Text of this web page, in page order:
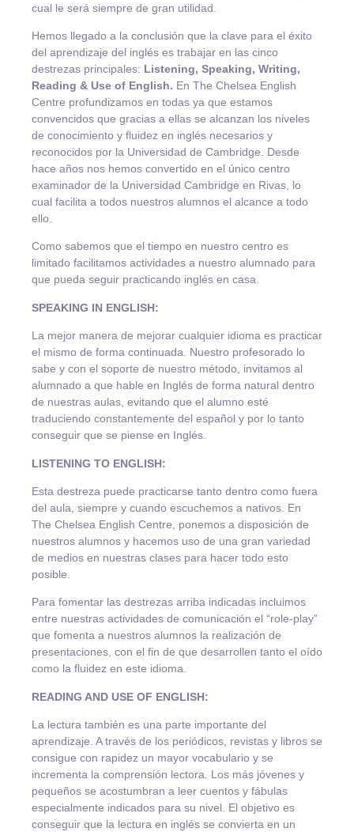
cual le será siempre de gran utilidad.
Hemos llegado a la conclusión que la clave para el éxito
del aprendizaje del inglés es trabajar en las cinco
destrezas principales: Listening, Speaking, Writing,
Reading & Use of English. En The Chelsea English
Centre profundizamos en todas ya que estamos
convencidos que gracias a ellas se alcanzan los niveles
de conocimiento y fluidez en inglés necesarios y
reconocidos por la Universidad de Cambridge. Desde
hace años nos hemos convertido en el único centro
examinador de la Universidad Cambridge en Rivas, lo
cual facilita a todos nuestros alumnos el alcance a todo
ello.
Como sabemos que el tiempo en nuestro centro es
limitado facilitamos actividades a nuestro alumnado para
que pueda seguir practicando inglés en casa.
SPEAKING IN ENGLISH:
La mejor manera de mejorar cualquier idioma es practicar
el mismo de forma continuada. Nuestro profesorado lo
sabe y con el soporte de nuestro método, invitamos al
alumnado a que hable en Inglés de forma natural dentro
de nuestras aulas, evitando que el alumno esté
traduciendo constantemente del español y por lo tanto
conseguir que se piense en Inglés.
LISTENING TO ENGLISH:
Esta destreza puede practicarse tanto dentro como fuera
del aula, siempre y cuando escuchemos a nativos. En
The Chelsea English Centre, ponemos a disposición de
nuestros alumnos y hacemos uso de una gran variedad
de medios en nuestras clases para hacer todo esto
posible.
Para fomentar las destrezas arriba indicadas incluimos
entre nuestras actividades de comunicación el “role-play”
que fomenta a nuestros alumnos la realización de
presentaciones, con el fin de que desarrollen tanto el oído
como la fluidez en este idioma.
READING AND USE OF ENGLISH:
La lectura también es una parte importante del
aprendizaje. A través de los periódicos, revistas y libros se
consigue con rapidez un mayor vocabulario y se
incrementa la comprensión lectora. Los más jóvenes y
pequeños se acostumbran a leer cuentos y fábulas
especialmente indicados para su nivel. El objetivo es
conseguir que la lectura en inglés se convierta en un